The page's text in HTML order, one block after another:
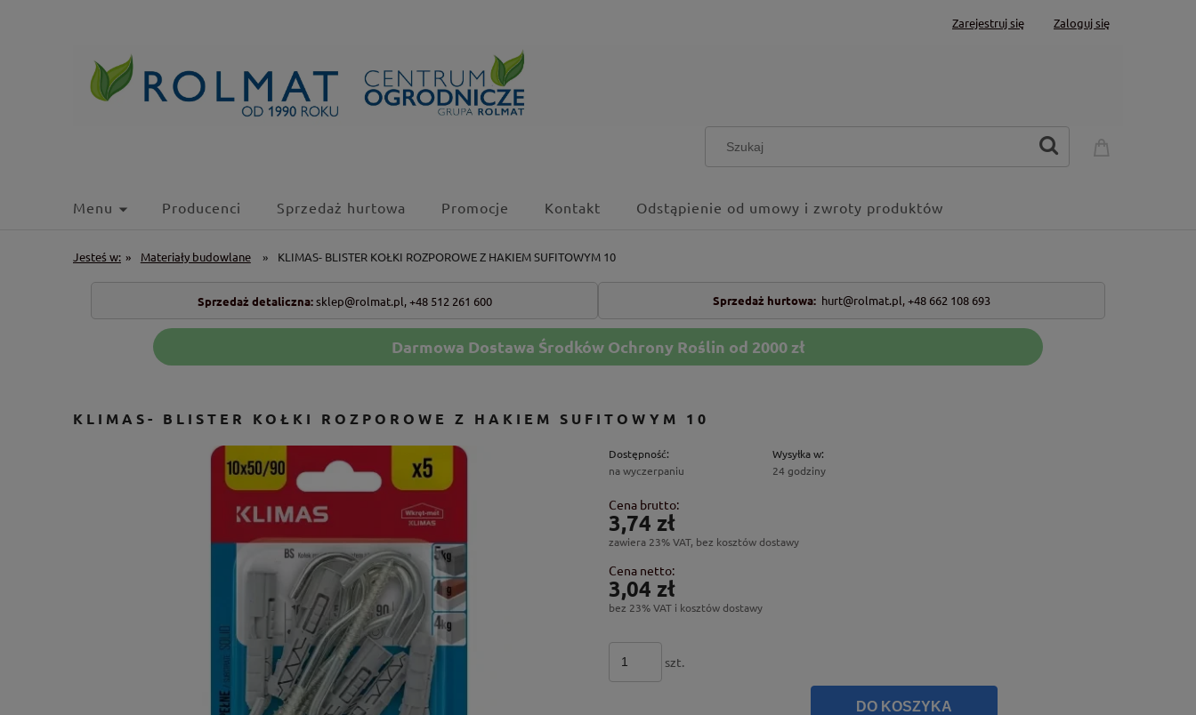
Zarejestruj się Zaloguj się
Menu Producenci Sprzedaż hurtowa Promocje Kontakt Odstąpienie od umowy i zwroty produktów
Jesteś w: » Materiały budowlane » KLIMAS- BLISTER KOŁKI ROZPOROWE Z HAKIEM SUFITOWYM 10
Sprzedaż detaliczna: sklep@rolmat.pl, +48 512 261 600 Sprzedaż hurtowa: hurt@rolmat.pl,+48 662 108 693
Darmowa Dostawa Środków Ochrony Roślin od 2000 zł
KLIMAS- BLISTER KOŁKI ROZPOROWE Z HAKIEM SUFITOWYM 10
Dostępność:
na wyczerpaniu
Wysyłka w:
24 godziny
Cena brutto:
3,74 zł
zawiera 23% VAT, bez kosztów dostawy
Cena netto:
3,04 zł
bez 23% VAT i kosztów dostawy
szt.
DO KOSZYKA